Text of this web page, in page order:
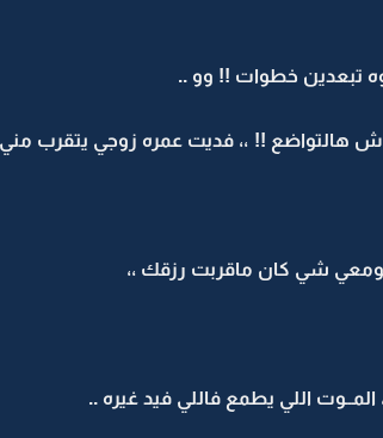
تبعدين خطوات !! وو ..
هالتواضع !! ،، فديت عمره زوجي يتقرب
لومعي شي كان ماقربت رزقك ،،
اللي يطمع فاللي فيد غيره ..